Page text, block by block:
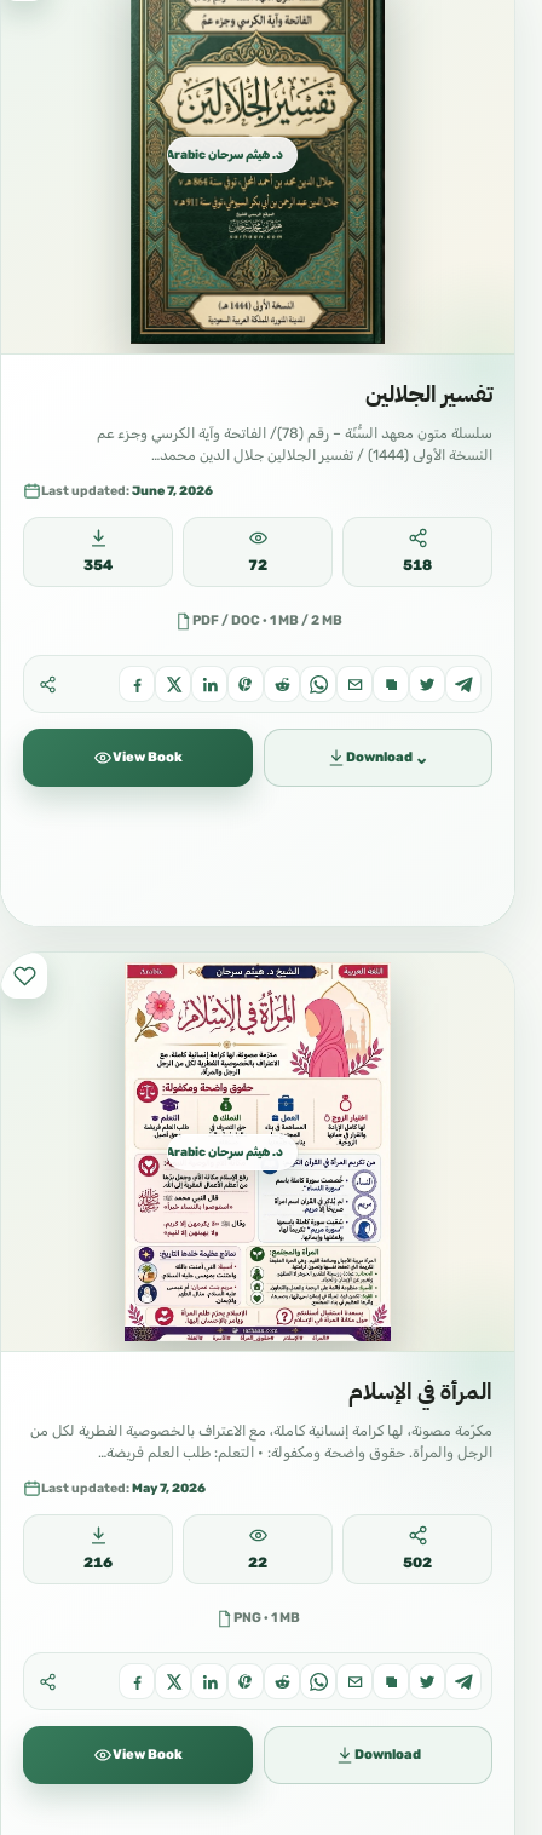
https://www.facebook.com/attassee.alelmi
https://t.me/Sarhaan
https://instagram.com/mahad_alsunna_arabic
https://alsarhaan.com/ar
https://twitter.com/sarhanhaythem?
s=21&t=BVV6VjyI3UjDOZ9CxSGEWg
https://whatsapp.com/channel/0029Vb69ygZ7
YSd3itPyqB07
تكتوك
#معهد_السنة
#هيثم_سرحان
#د_هيثم_سرحان
#العلم_الشرعي
#طلب_العلم
#المنهج_السلفي
#السنة_النبوية
#الكتاب_والسنة
#أهل_السنة
#تعليم_إسلامي
#دروس_علمية
#فقه
#حديث
#تفسير
#تزكية
د. هيثم سرحان Arabic العربية
تفسير الجلالين
سلسلة متون معهد السُّنّة – رقم (78)/ الفاتحة وآية الكرسي وجزء عم
النسخة الأولى (1444) / تفسير الجلالين جلال الدين محمد…
Last updated:June 7, 2026
354 72 518
PDF / DOC · 1 MB / 2 MB
View Book Download ⌄
د. هيثم سرحان Arabic العربية
المرأة في الإسلام
مكرّمة مصونة، لها كرامة إنسانية كاملة، مع الاعتراف بالخصوصية الفطرية لكل من
الرجل والمرأة. حقوق واضحة ومكفولة: • التعلم: طلب العلم فريضة…
Last updated:May 7, 2026
216 22 502
PNG · 1 MB
View Book Download